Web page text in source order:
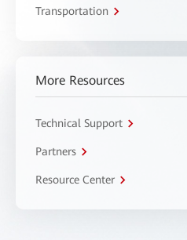
Transportation
More Resources
Technical Support
Partners
Resource Center